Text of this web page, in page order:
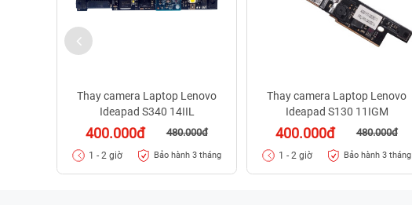
Thay camera Laptop Lenovo
Ideapad S340 14IIL
400.000đ 480.000đ
1 - 2 giờ Bảo hành 3 tháng
Thay camera Laptop Lenovo
Ideapad S130 11IGM
400.000đ 480.000đ
1 - 2 giờ Bảo hành 3 tháng